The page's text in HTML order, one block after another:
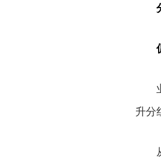
升分